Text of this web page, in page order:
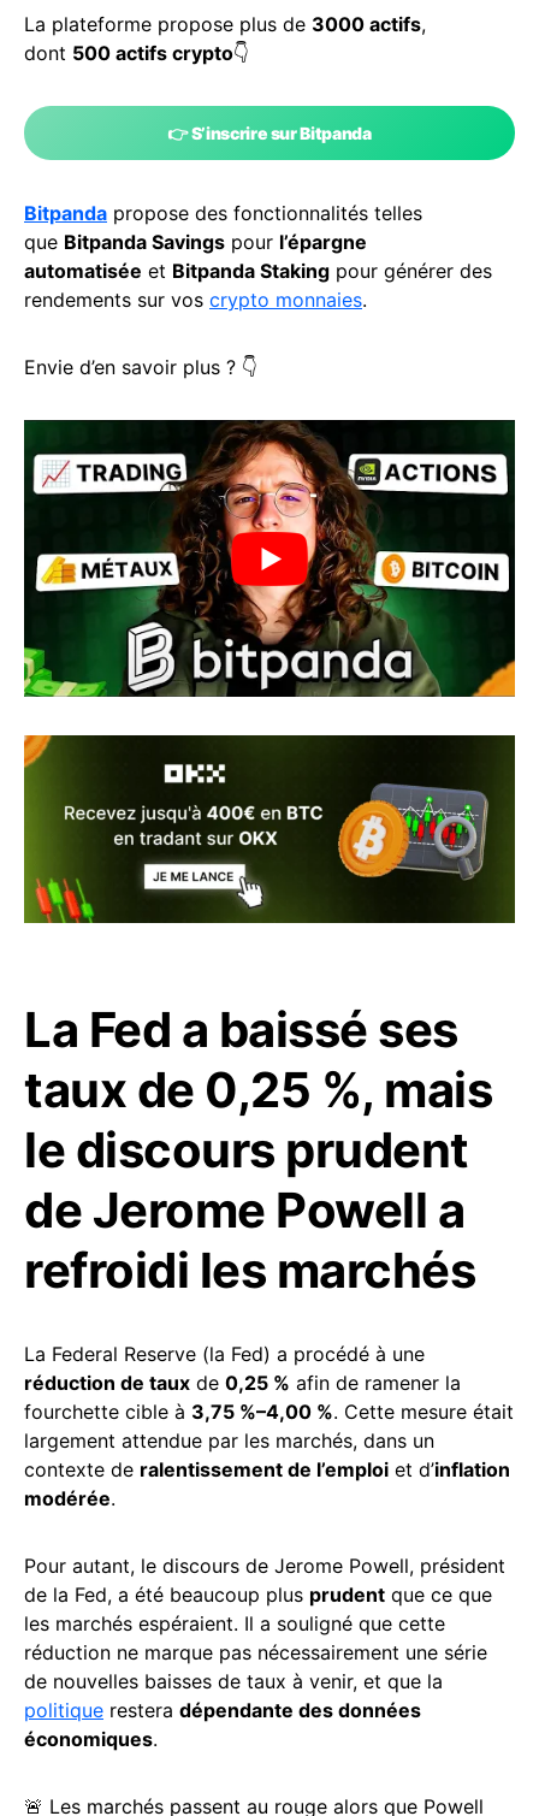
La plateforme propose plus de 3000 actifs,
dont 500 actifs crypto👇
👉 S’inscrire sur Bitpanda
Bitpanda propose des fonctionnalités telles
que Bitpanda Savings pour l’épargne
automatisée et Bitpanda Staking pour générer des
rendements sur vos crypto monnaies.
Envie d’en savoir plus ? 👇
La Fed a baissé ses
taux de 0,25 %, mais
le discours prudent
de Jerome Powell a
refroidi les marchés
La Federal Reserve (la Fed) a procédé à une
réduction de taux de 0,25 % afin de ramener la
fourchette cible à 3,75 %–4,00 %. Cette mesure était
largement attendue par les marchés, dans un
contexte de ralentissement de l’emploi et d’inflation
modérée.
Pour autant, le discours de Jerome Powell, président
de la Fed, a été beaucoup plus prudent que ce que
les marchés espéraient. Il a souligné que cette
réduction ne marque pas nécessairement une série
de nouvelles baisses de taux à venir, et que la
politique restera dépendante des données
économiques.
🚨 Les marchés passent au rouge alors que Powell